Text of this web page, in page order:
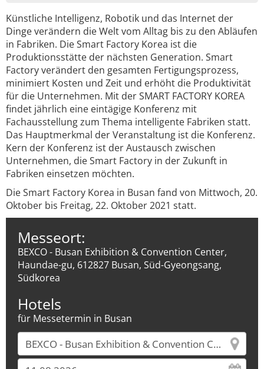
Künstliche Intelligenz, Robotik und das Internet der
Dinge verändern die Welt vom Alltag bis zu den Abläufen
in Fabriken. Die Smart Factory Korea ist die
Produktionsstätte der nächsten Generation. Smart
Factory verändert den gesamten Fertigungsprozess,
minimiert Kosten und Zeit und erhöht die Produktivität
für die Unternehmen. Mit der SMART FACTORY KOREA
findet jährlich eine eintägige Konferenz mit
Fachausstellung zum Thema intelligente Fabriken statt.
Das Hauptmerkmal der Veranstaltung ist die Konferenz.
Kern der Konferenz ist der Austausch zwischen
Unternehmen, die Smart Factory in der Zukunft in
Fabriken einsetzen möchten.
Die Smart Factory Korea in Busan fand von Mittwoch, 20.
Oktober bis Freitag, 22. Oktober 2021 statt.
Messeort:
BEXCO - Busan Exhibition & Convention Center,
Haundae-gu, 612827 Busan, Süd-Gyeongsang,
Südkorea
Hotels
für Messetermin in Busan